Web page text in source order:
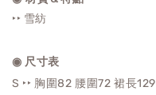
‣‣ 雪紡
◉ 尺寸表
S ‣‣ 胸圍82 腰圍72 裙長129